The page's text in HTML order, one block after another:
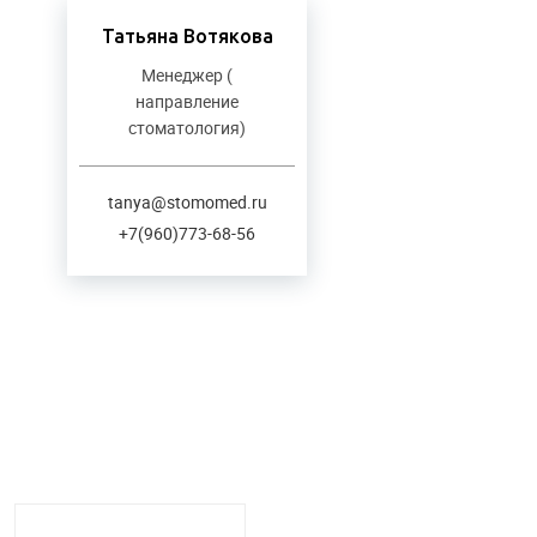
Татьяна Вотякова
Менеджер (
направление
стоматология)
tanya@stomomed.ru
+7(960)773-68-56